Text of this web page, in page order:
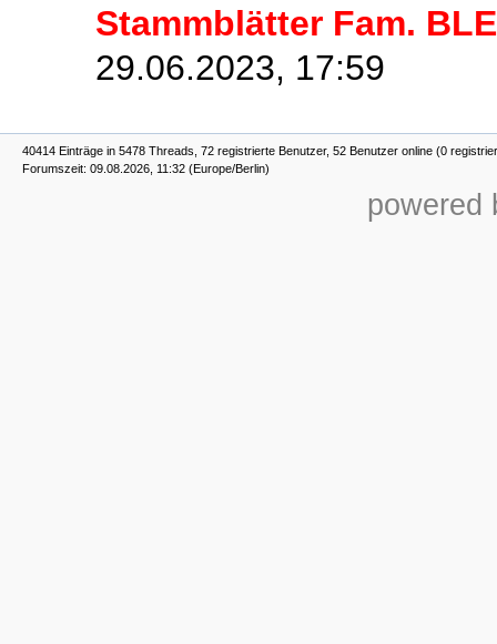
Stammblätter Fam.
29.06.2023, 17:59
40414 Einträge in 5478 Threads, 72 registrierte Benutzer, 52 Benutzer online (0
Forumszeit: 09.08.2026, 11:32 (Europe/Berlin)
powered